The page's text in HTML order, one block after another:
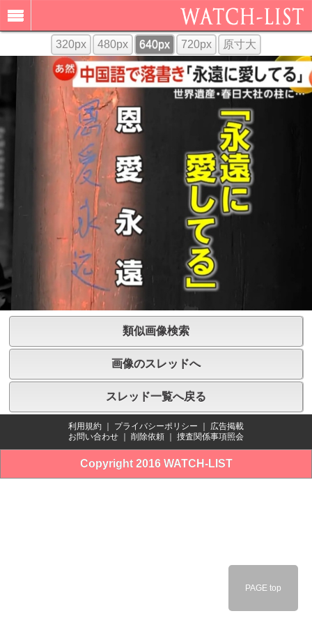
320px 480px 640px 720px 原寸大
類似画像検索
画像のスレッドへ
スレッド一覧へ戻る
利用規約 ｜ プライバシーポリシー ｜ 広告掲載
お問い合わせ ｜ 削除依頼 ｜ 捜査関係事項照会
Copyright 2016 WATCH-LIST
PAGE top